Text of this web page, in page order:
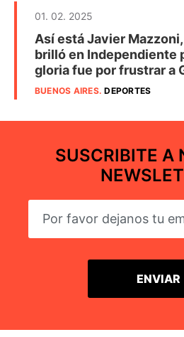
01. 02. 2025
Así está Javier
brilló en Independiente
gloria fue por frustrar a
BUENOS AIRES.DEPORTES
SUSCRIBITE A